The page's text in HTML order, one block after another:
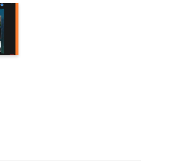
กเกณฑ์ที่ชัดเจน ทำให้มีสถิติผู้ต้องหาที่มี
งเสนอว่า ต้องแก้ไขด้วยการใช้ความ
นุมัติคำร้อง เป็นเพราะการตีความเช่นกัน